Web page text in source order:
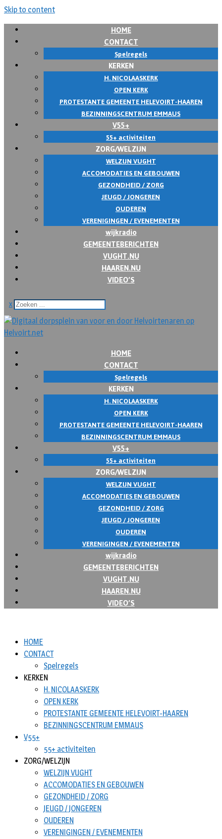
Skip to content
HOME
CONTACT
Spelregels
KERKEN
H. NICOLAASKERK
OPEN KERK
PROTESTANTE GEMEENTE HELEVOIRT-HAAREN
BEZINNINGSCENTRUM EMMAUS
V55+
55+ activiteiten
ZORG/WELZIJN
WELZIJN VUGHT
ACCOMODATIES EN GEBOUWEN
GEZONDHEID / ZORG
JEUGD / JONGEREN
OUDEREN
VERENIGINGEN / EVENEMENTEN
wijkradio
GEMEENTEBERICHTEN
VUGHT.NU
HAAREN.NU
VIDEO’S
x
HOME
CONTACT
Spelregels
KERKEN
H. NICOLAASKERK
OPEN KERK
PROTESTANTE GEMEENTE HELEVOIRT-HAAREN
BEZINNINGSCENTRUM EMMAUS
V55+
55+ activiteiten
ZORG/WELZIJN
WELZIJN VUGHT
ACCOMODATIES EN GEBOUWEN
GEZONDHEID / ZORG
JEUGD / JONGEREN
OUDEREN
VERENIGINGEN / EVENEMENTEN
wijkradio
GEMEENTEBERICHTEN
VUGHT.NU
HAAREN.NU
VIDEO’S
HOME
CONTACT
Spelregels
KERKEN
H. NICOLAASKERK
OPEN KERK
PROTESTANTE GEMEENTE HELEVOIRT-HAAREN
BEZINNINGSCENTRUM EMMAUS
V55+
55+ activiteiten
ZORG/WELZIJN
WELZIJN VUGHT
ACCOMODATIES EN GEBOUWEN
GEZONDHEID / ZORG
JEUGD / JONGEREN
OUDEREN
VERENIGINGEN / EVENEMENTEN